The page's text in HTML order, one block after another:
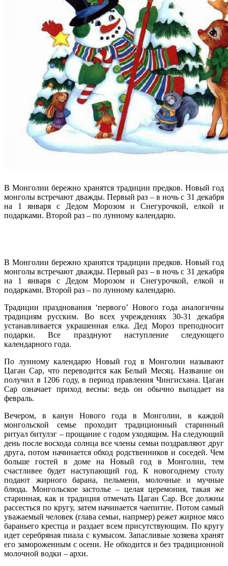
В Монголии бережно хранятся традиции предков. Новый год
монголы встречают дважды. Первый раз – в ночь с 31 декабря
на 1 января с Дедом Морозом и Снегурочкой, елкой и
подарками. Второй раз – по лунному календарю.
В Монголии бережно хранятся традиции предков. Новый год
монголы встречают дважды. Первый раз – в ночь с 31 декабря
на 1 января с Дедом Морозом и Снегурочкой, елкой и
подарками. Второй раз – по лунному календарю.
Традиции празднования ‘первого’ Нового года аналогичны
традициям русским. Во всех учреждениях 30-31 декабря
устанавливается украшенная елка. Дед Мороз преподносит
подарки. Все празднуют наступление следующего
календарного года.
По лунному календарю Новый год в Монголии называют
Цаган Сар, что переводится как Белый Месяц. Название он
получил в 1206 году, в период правления Чингисхана. Цаган
Сар означает приход весны: ведь он обычно выпадает на
февраль.
Вечером, в канун Нового года в Монголии, в каждой
монгольской семье проходит традиционный старинный
ритуал битулэг – прощание с годом уходящим. На следующий
день после восхода солнца все члены семьи поздравляют друг
друга, потом начинается обход родственников и соседей. Чем
больше гостей в доме на Новый год в Монголии, тем
счастливее будет наступающий год. К новогоднему столу
подают жирного барана, пельмени, молочные и мучные
блюда. Монгольское застолье – целая церемония, такая же
старинная, как и традиция отмечать Цаган Сар. Все должны
рассесться по кругу, затем начинается чаепитие. Потом самый
уважаемый человек (глава семьи, напрмер) режет жирное мясо
бараньего крестца и раздает всем присутствующим. По кругу
идет серебряная пиала с кумысом. Запасливые хозяева хранят
его замороженным с осени. Не обходится и без традиционной
молочной водки – архи.